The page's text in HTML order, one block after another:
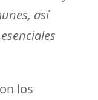
así
los